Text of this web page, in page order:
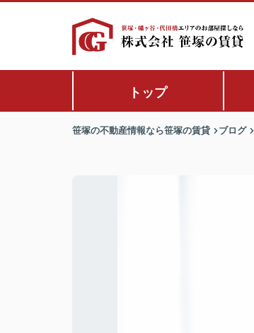
トップ
笹塚の不動産情報なら笹塚の賃貸 ブログ